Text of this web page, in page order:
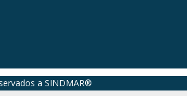
a SINDMAR®️